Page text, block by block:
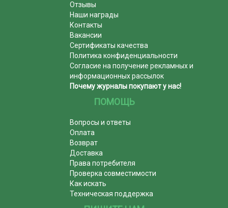
Отзывы
Наши награды
Контакты
Вакансии
Сертификаты качества
Политика конфиденциальности
Согласие на получение рекламных и
информационных рассылок
Почему журналы покупают у нас!
ПОМОЩЬ
Вопросы и ответы
Оплата
Возврат
Доставка
Права потребителя
Проверка совместимости
Как искать
Техническая поддержка